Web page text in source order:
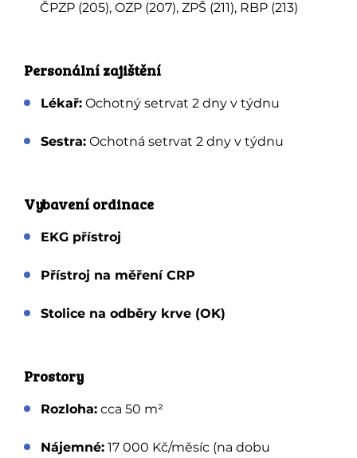
ČPZP (205), OZP (207), ZPŠ (211), RBP (213)
Personální zajištění
Lékař: Ochotný setrvat 2 dny v týdnu
Sestra: Ochotná setrvat 2 dny v týdnu
Vybavení ordinace
EKG přístroj
Přístroj na měření CRP
Stolice na odběry krve (OK)
Prostory
Rozloha: cca 50 m²
Nájemné: 17 000 Kč/měsíc (na dobu